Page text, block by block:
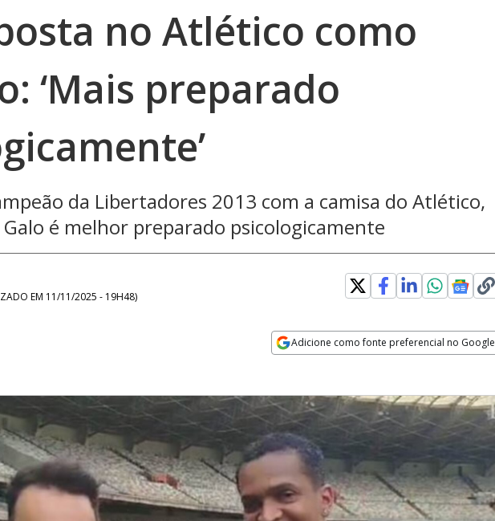
no Atlético como
‘Mais preparado
da Libertadores 2013 com a camisa do Atlético,
é melhor preparado psicologicamente
EM 11/11/2025 - 19H48)
Adicione como fonte preferencial no Google